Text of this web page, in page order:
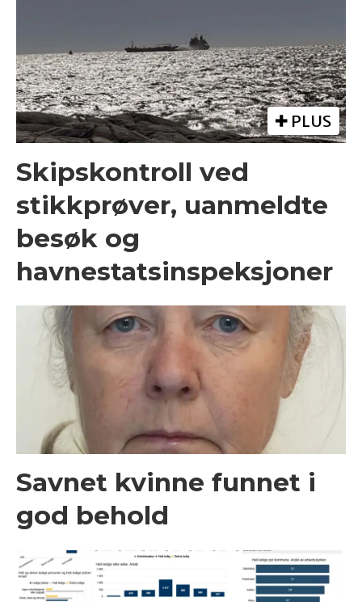
PLUS
Skipskontroll ved
stikkprøver, uanmeldte
besøk og
havnestatsinspeksjoner
Savnet kvinne funnet i
god behold